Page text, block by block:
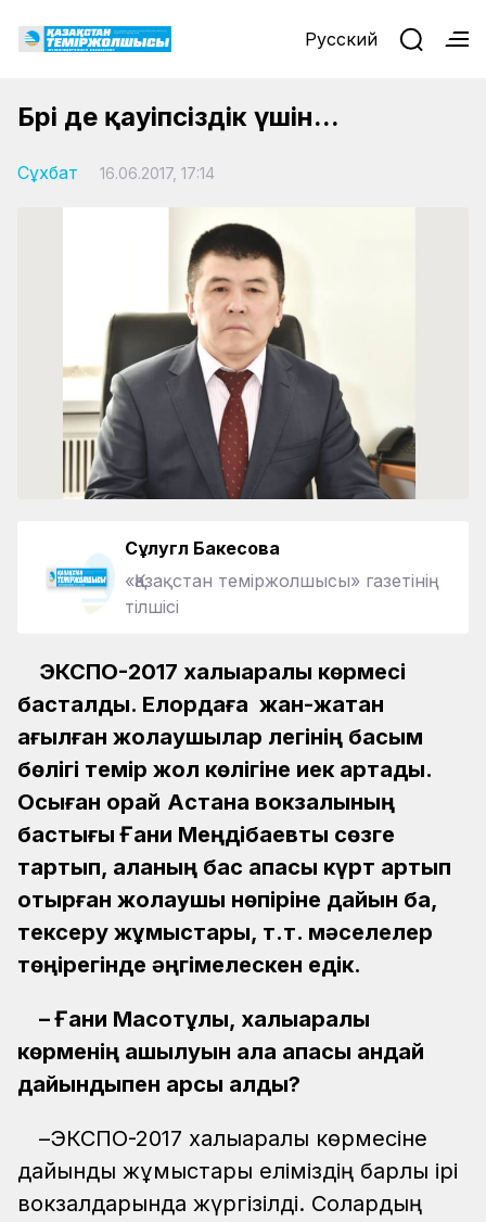
Русский
Бәрі де қауіпсіздік үшін...
Сұхбат 16.06.2017, 17:14
Сұлугүл Бакесова
«Қазақстан теміржолшысы» газетінің
тілшісі
ЭКСПО-2017 халықаралық көрмесі
басталды. Елордаға жан-жақтан
ағылған жолаушылар легінің басым
бөлігі темір жол көлігіне иек артады.
Осыған орай Астана вокзалының
бастығы Ғани Меңдібаевты сөзге
тартып, қаланың бас қақпасы күрт артып
отырған жолаушы нөпіріне дайын ба,
тексеру жұмыстары, т.т. мәселелер
төңірегінде әңгімелескен едік.
– Ғани Мақсотұлы, халықаралық
көрменің ашылуын қала қақпасы қандай
дайындықпен қарсы алды?
–ЭКСПО-2017 халықаралық көрмесіне
дайындық жұмыстары еліміздің барлық ірі
вокзалдарында жүргізілді. Солардың